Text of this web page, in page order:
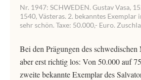
Nr. 1947: SCHWEDEN. Gustav Vasa,
1540, Västeras. 2. bekanntes Exemplar
sehr schön. Taxe: 50.000,- Euro.
Bei den Prägungen des
aber erst richtig los: Von 50.000 auf
zweite bekannte Exemplar des